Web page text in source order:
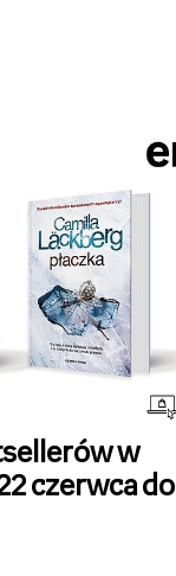
w
czerwca do